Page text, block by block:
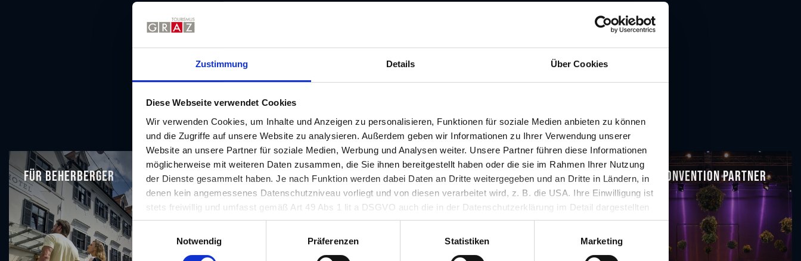
Zustimmung Details Über Cookies
Diese Webseite verwendet Cookies
Wir verwenden Cookies, um Inhalte und Anzeigen zu personalisieren, Funktionen für soziale Medien anbieten zu können
und die Zugriffe auf unsere Website zu analysieren. Außerdem geben wir Informationen zu Ihrer Verwendung unserer
Website an unsere Partner für soziale Medien, Werbung und Analysen weiter. Unsere Partner führen diese Informationen
möglicherweise mit weiteren Daten zusammen, die Sie ihnen bereitgestellt haben oder die sie im Rahmen Ihrer Nutzung
der Dienste gesammelt haben. Je nach Funktion werden dabei Daten an Dritte weitergegeben und an Dritte in Ländern, in
denen kein angemessenes Datenschutzniveau vorliegt und von diesen verarbeitet wird, z. B. die USA. Ihre Einwilligung ist
stets freiwillig und umfasst gemäß Art 49 Abs 1 lit a DSGVO auch die in der Datenschutzerklärung im Detail dargestellten
Übermittlungen an Empfänger in unsicheren Drittstaaten, wie insbesondere den USA. Ihre Einwilligung ist für die Nutzung
unserer Website nicht erforderlich und kann jederzeit auf unserer Seite abgelehnt oder widerrufen werden.
E
Notwendig Präferenzen Statistiken Marketing
Wissenswertes
für Beherberger für Gastronomen für Kaufleute für Convention Partner